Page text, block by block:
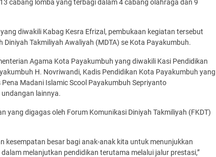
cabang lomba yang terbagi dalam 4 cabang olahraga dan 9
diwakili Kabag Kesra Efrizal, pembukaan kegiatan tersebut
Takmiliyah Awaliyah (MDTA) se Kota Payakumbuh.
Agama Kota Payakumbuh yang diwakili Kasi Pendidikan
H. Novriwandi, Kadis Pendidikan Kota Payakumbuh yang
Madani Islamic Scool Payakumbuh Sepriyanto
undangan lainnya.
digagas oleh Forum Komunikasi Diniyah Takmiliyah (FKDT)
kesempatan besar bagi anak-anak kita untuk menunjukkan
melanjutkan pendidikan terutama melalui jalur prestasi,”